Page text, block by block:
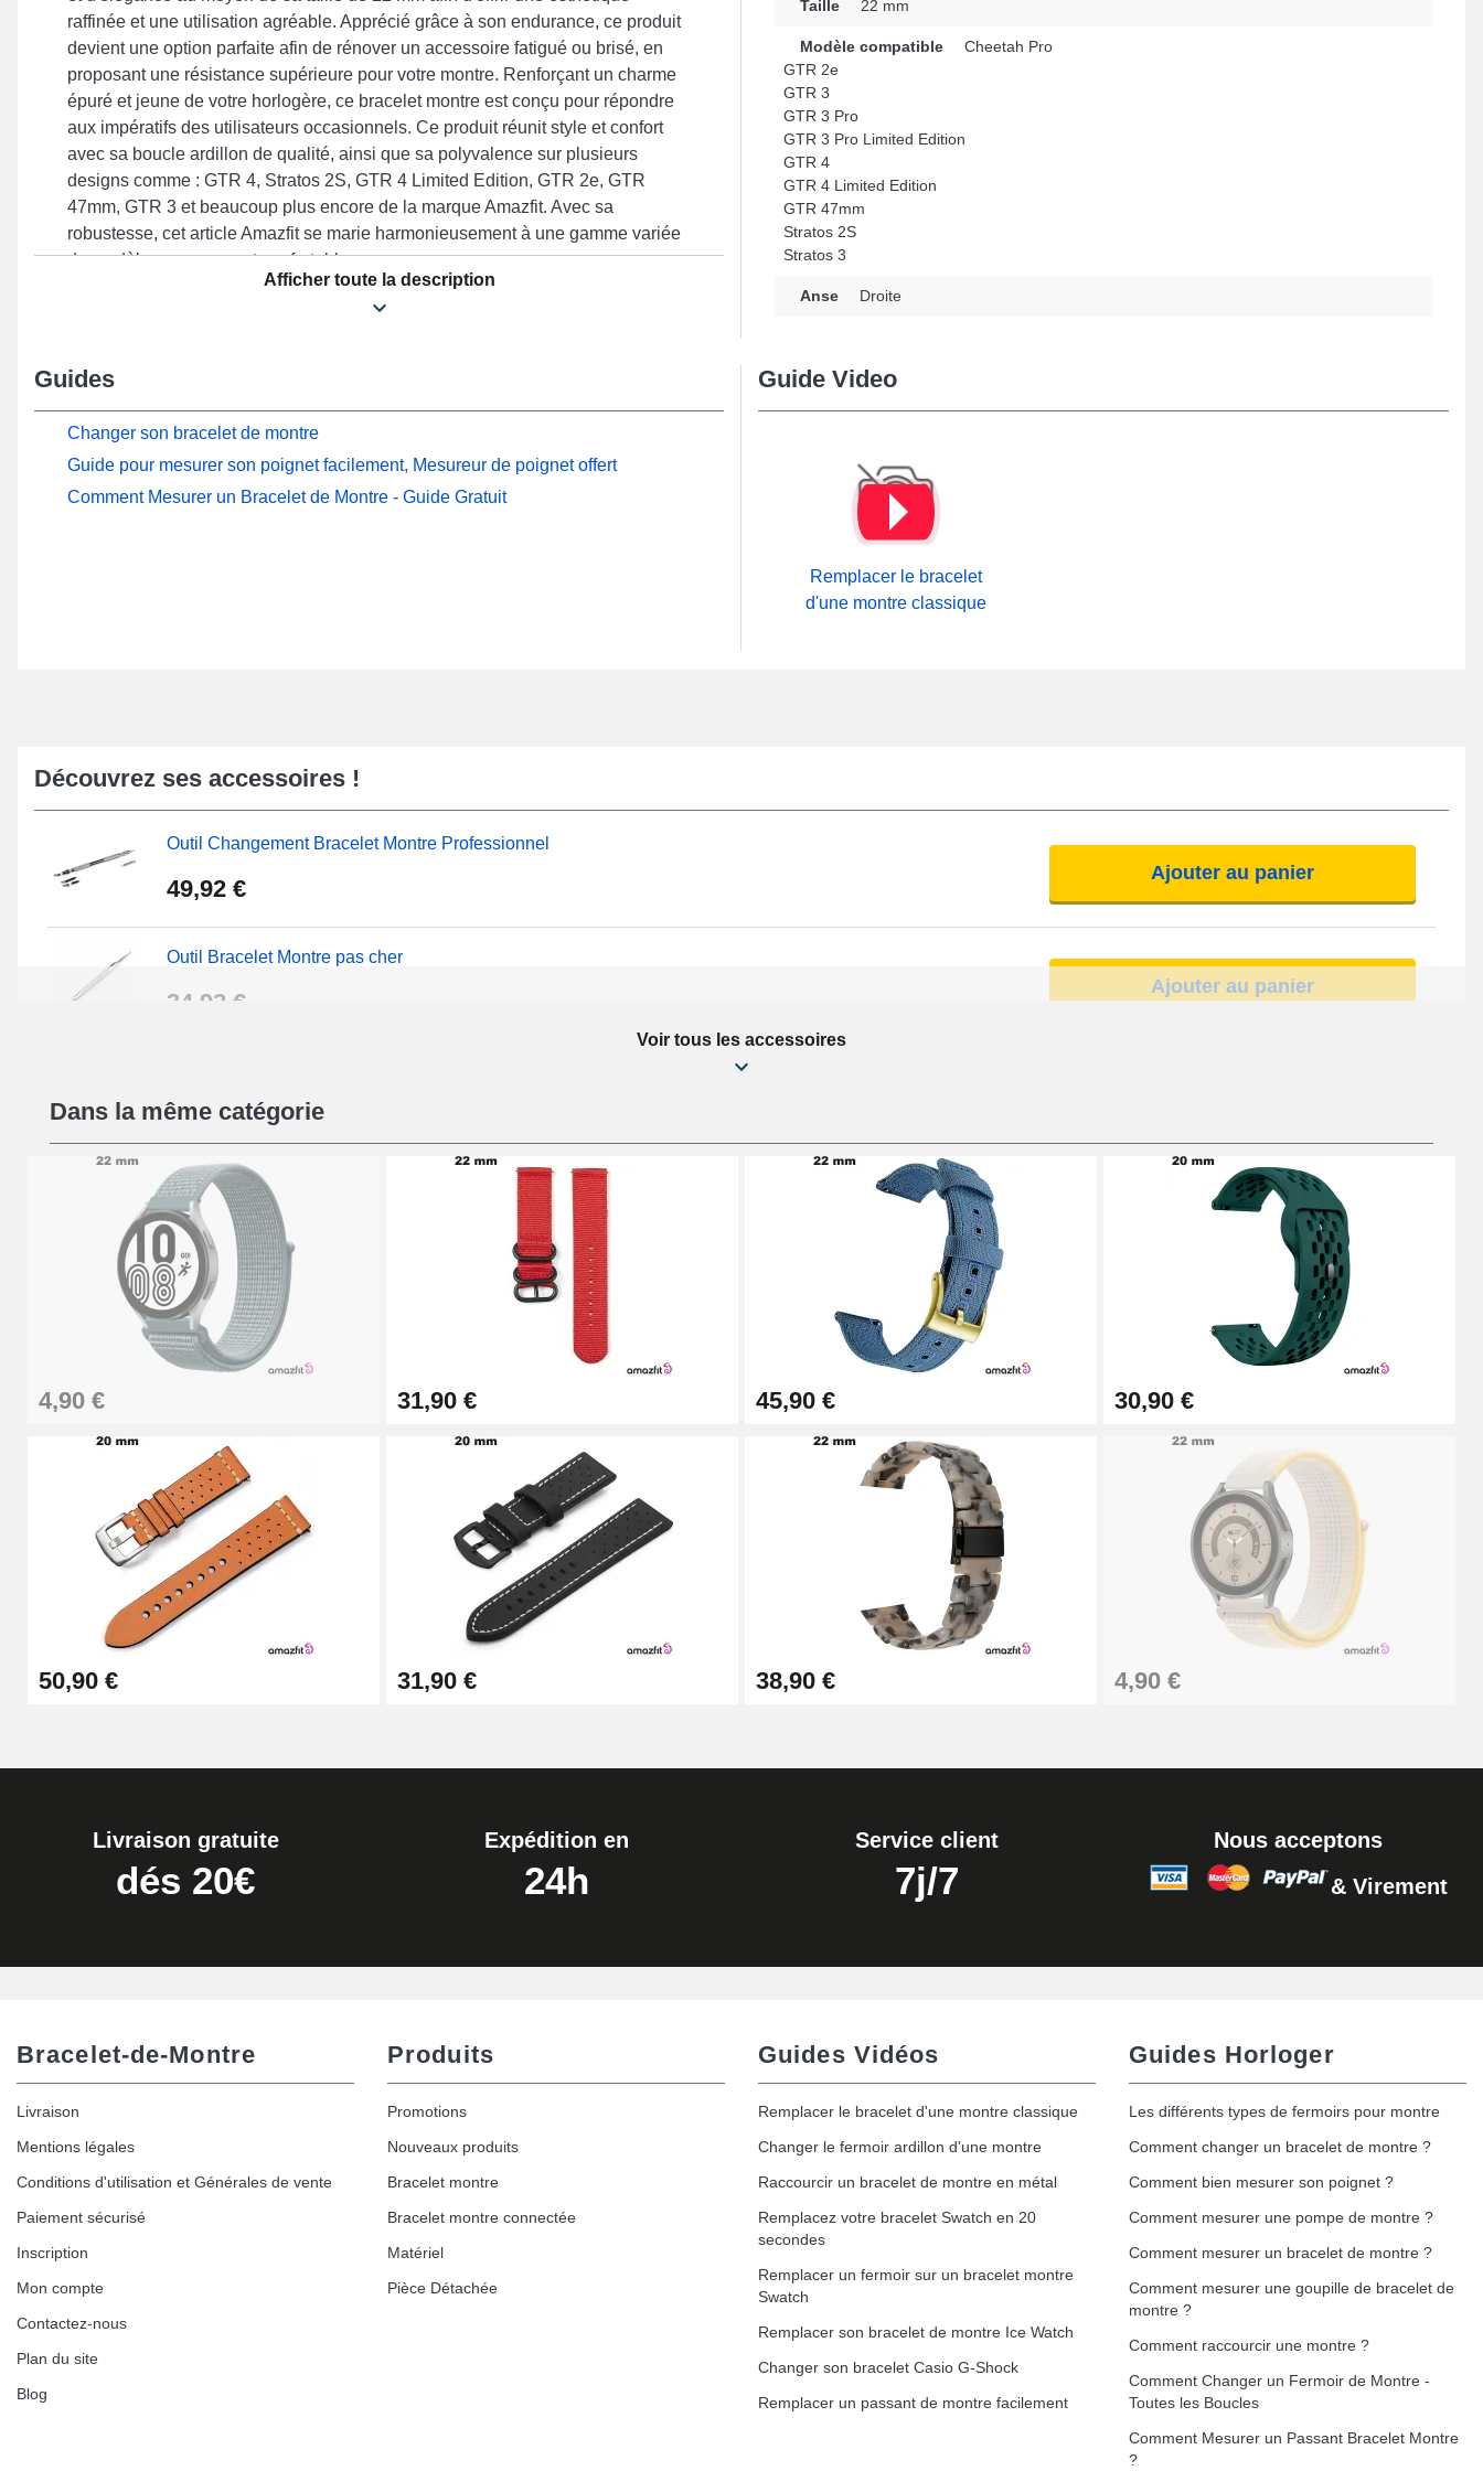
raffinée et une utilisation agréable. Apprécié grâce à son endurance, ce produit
devient une option parfaite afin de rénover un accessoire fatigué ou brisé, en
proposant une résistance supérieure pour votre montre. Renforçant un charme
épuré et jeune de votre horlogère, ce bracelet montre est conçu pour répondre
aux impératifs des utilisateurs occasionnels. Ce produit réunit style et confort
avec sa boucle ardillon de qualité, ainsi que sa polyvalence sur plusieurs
designs comme : GTR 4, Stratos 2S, GTR 4 Limited Edition, GTR 2e, GTR
47mm, GTR 3 et beaucoup plus encore de la marque Amazfit. Avec sa
robustesse, cet article Amazfit se marie harmonieusement à une gamme variée
de modèles pour un port confortable.
Afficher toute la description
Taille 22 mm
Modèle compatible
Cheetah Pro
GTR 2e
GTR 3
GTR 3 Pro
GTR 3 Pro Limited Edition
GTR 4
GTR 4 Limited Edition
GTR 47mm
Stratos 2S
Stratos 3
Anse Droite
Guides
Changer son bracelet de montre
Guide pour mesurer son poignet facilement, Mesureur de poignet offert
Comment Mesurer un Bracelet de Montre - Guide Gratuit
Guide Video
Remplacer le bracelet
d'une montre classique
Découvrez ses accessoires !
Outil Changement Bracelet Montre Professionnel
49,92 €
Ajouter au panier
Outil Bracelet Montre pas cher
34,92 €
Ajouter au panier
16,90 €
Pied à Coulisse Numérique
9,90 €
Ajouter au panier
Pince à Poinçonner (pince trou)
57,42 €
Ajouter au panier
Pince Trou pour Bracelet de Montre
10,90 €
Ajouter au panier
Kit Horlogerie Débutant
26,90 €
Ajouter au panier
Boîte Pompe Bracelet Montre - Diamètre 1,50 mm - 8 à 25 mm
Ajouter au panier
Extracteur de Bracelet de Montre Facile
Ajouter au panier
Voir tous les accessoires
Dans la même catégorie
4,90 € 31,90 € 45,90 € 30,90 €
50,90 € 31,90 € 38,90 € 4,90 €
Livraison gratuite
dés 20€
Expédition en
24h
Service client
7j/7
Nous acceptons
& Virement
Bracelet-de-Montre
Livraison
Mentions légales
Conditions d'utilisation et Générales de vente
Paiement sécurisé
Inscription
Mon compte
Contactez-nous
Plan du site
Blog
Produits
Promotions
Nouveaux produits
Bracelet montre
Bracelet montre connectée
Matériel
Pièce Détachée
Guides Vidéos
Remplacer le bracelet d'une montre classique
Changer le fermoir ardillon d'une montre
Raccourcir un bracelet de montre en métal
Remplacez votre bracelet Swatch en 20
secondes
Remplacer un fermoir sur un bracelet montre
Swatch
Remplacer son bracelet de montre Ice Watch
Changer son bracelet Casio G-Shock
Remplacer un passant de montre facilement
Guides Horloger
Les différents types de fermoirs pour montre
Comment changer un bracelet de montre ?
Comment bien mesurer son poignet ?
Comment mesurer une pompe de montre ?
Comment mesurer un bracelet de montre ?
Comment mesurer une goupille de bracelet de
montre ?
Comment raccourcir une montre ?
Comment Changer un Fermoir de Montre -
Toutes les Boucles
Comment Mesurer un Passant Bracelet Montre
?